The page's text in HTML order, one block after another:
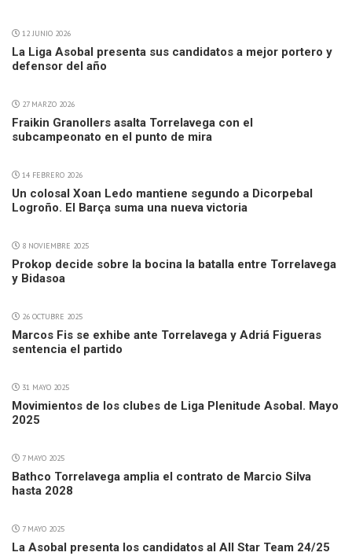
12 JUNIO 2026
La Liga Asobal presenta sus candidatos a mejor portero y
defensor del año
27 MARZO 2026
Fraikin Granollers asalta Torrelavega con el
subcampeonato en el punto de mira
14 FEBRERO 2026
Un colosal Xoan Ledo mantiene segundo a Dicorpebal
Logroño. El Barça suma una nueva victoria
8 NOVIEMBRE 2025
Prokop decide sobre la bocina la batalla entre Torrelavega
y Bidasoa
26 OCTUBRE 2025
Marcos Fis se exhibe ante Torrelavega y Adriá Figueras
sentencia el partido
31 MAYO 2025
Movimientos de los clubes de Liga Plenitude Asobal. Mayo
2025
7 MAYO 2025
Bathco Torrelavega amplia el contrato de Marcio Silva
hasta 2028
7 MAYO 2025
La Asobal presenta los candidatos al All Star Team 24/25